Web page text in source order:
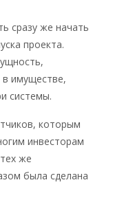
сразу же начать
проекта.
в имуществе,
системы.
которым
инвесторам
же
была сделана